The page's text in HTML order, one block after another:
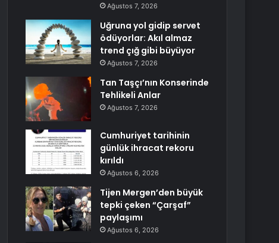
Ağustos 7, 2026
Uğruna yol gidip servet
ödüyorlar: Akıl almaz
trend çığ gibi büyüyor
Ağustos 7, 2026
Tan Taşçı’nın Konserinde
Tehlikeli Anlar
Ağustos 7, 2026
Cumhuriyet tarihinin
günlük ihracat rekoru
kırıldı
Ağustos 6, 2026
Tijen Mergen’den büyük
tepki çeken “Çarşaf”
paylaşımı
Ağustos 6, 2026